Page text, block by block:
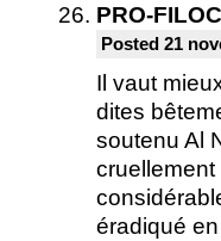
PRO-
Posted 21
Il vaut
dites
soutenu Al
éradiqué